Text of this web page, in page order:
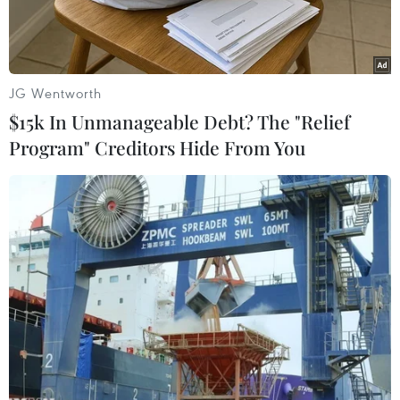
Vé máy bay các chặng nội địa dịp Tết Nguyên đán Nhâm Dần
2022 vẫn khá dồi dào, đa dạng giờ bay cho hành khách lựa
chọn. (Ảnh: CTV/Vietnam+)
Chỉ còn gần 3 tuần nữa sẽ tới Tết Nguyên đán
Nhâm Dần 2022, vé máy bay, tàu hỏa dịp Tết
vẫn khá dồi dào, đa dạng giờ đi lại cho hành
khách lựa chọn và giá vé đang ở mức thấp nhất
JG Wentworth
$15k In Unmanageable Debt? The "Relief
Program" Creditors Hide From You